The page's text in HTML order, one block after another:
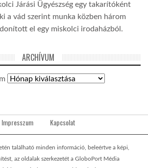
Járási Ügyészség egy takarítóként
a vád szerint munka közben három
el egy miskolci irodaházból.
ARCHÍVUM
Impresszum Kapcsolat
található minden információ, beleértve a képi,
az oldalak szerkezetét a GloboPort Média